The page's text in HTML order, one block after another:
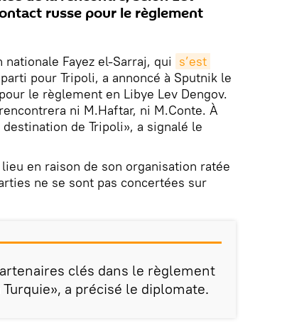
russe pour le règlement
Fayez el-Sarraj, qui s’est
pour Tripoli, a annoncé à Sputnik le
le règlement en Libye Lev Dengov.
ni M.Haftar, ni M.Conte. À
de Tripoli», a signalé le
en raison de son organisation ratée
ne se sont pas concertées sur
clés dans le règlement
a précisé le diplomate.